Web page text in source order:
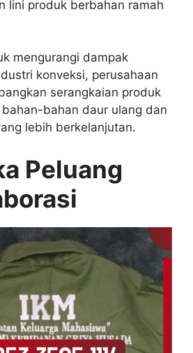
lini produk berbahan ramah
mengurangi dampak
konveksi, perusahaan
serangkaian produk
bahan daur ulang dan
lebih berkelanjutan.
Peluang